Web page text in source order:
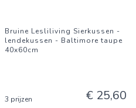
Bruine Lesliliving Sierkussen -
lendekussen - Baltimore taupe
40x60cm
3 prijzen € 25,60